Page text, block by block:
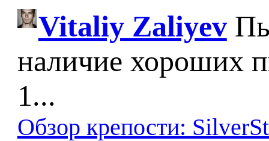
Vitaliy Zaliyev
наличие хороших
1...
Обзор крепости: